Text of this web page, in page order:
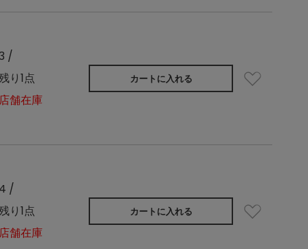
/
り1点
舗在庫
カートに入れる
/
り1点
舗在庫
カートに入れる